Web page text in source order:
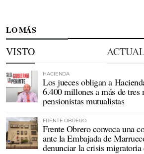
LO MÁS
VISTO
HACIENDA
Los jueces obligan a
6.400 millones a más de tres
pensionistas mutualistas
FRENTE OBRERO
Frente Obrero convoca una
ante la Embajada de
denunciar la crisis migratoria